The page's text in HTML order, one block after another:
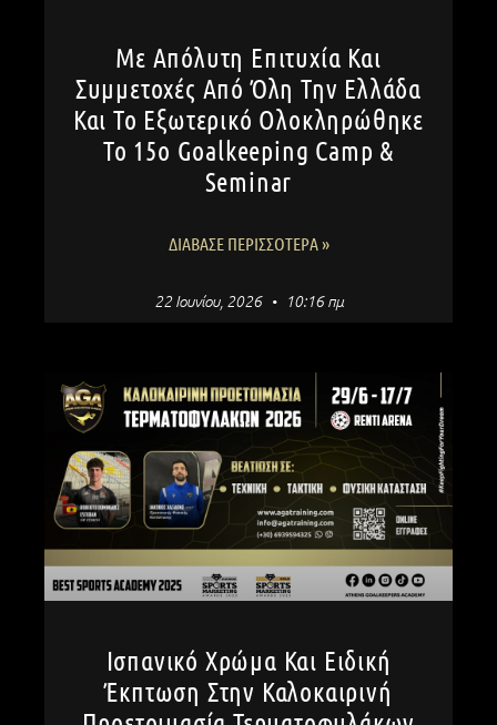
Με Απόλυτη Επιτυχία Και
Συμμετοχές Από Όλη Την Ελλάδα
Και Το Εξωτερικό Ολοκληρώθηκε
Το 15ο Goalkeeping Camp &
Seminar
ΔΙΆΒΑΣΕ ΠΕΡΙΣΣΌΤΕΡΑ »
22 Ιουνίου, 2026 10:16 πμ
Ισπανικό Χρώμα Και Ειδική
Έκπτωση Στην Καλοκαιρινή